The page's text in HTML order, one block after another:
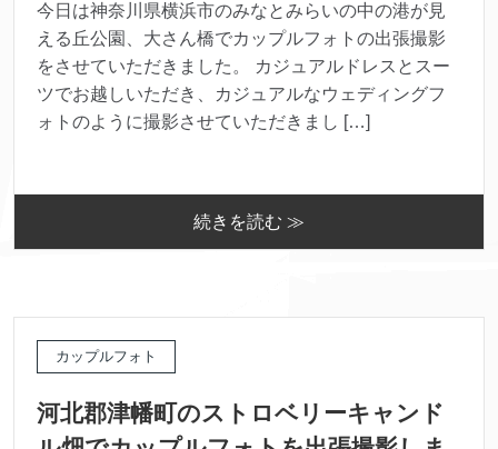
今日は神奈川県横浜市のみなとみらいの中の港が見
える丘公園、大さん橋でカップルフォトの出張撮影
をさせていただきました。 カジュアルドレスとスー
ツでお越しいただき、カジュアルなウェディングフ
ォトのように撮影させていただきまし […]
続きを読む ≫
カップルフォト
河北郡津幡町のストロベリーキャンド